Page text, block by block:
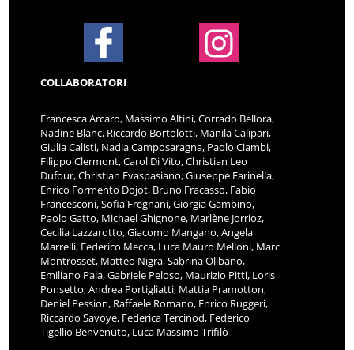
COLLABORATORI
Francesca Arcaro, Massimo Altini, Corrado Bellora,
Nadine Blanc, Riccardo Bortolotti, Manila Calipari,
Giulia Calisti, Nadia Camposaragna, Paolo Ciambi,
Filippo Clermont, Carol Di Vito, Christian Leo
Dufour, Christian Evaspasiano, Giuseppe Farinella,
Enrico Formento Dojot, Bruno Fracasso, Fabio
Francesconi, Sofia Fregnani, Giorgia Gambino,
Paolo Gatto, Michael Ghignone, Marlène Jorrioz,
Cecilia Lazzarotto, Giacomo Mangano, Angela
Marrelli, Federico Mecca, Luca Mauro Melloni, Marc
Montrosset, Matteo Nigra, Sabrina Olibano,
Emiliano Pala, Gabriele Peloso, Maurizio Pitti, Loris
Ponsetto, Andrea Portigliatti, Mattia Pramotton,
Deniel Pession, Raffaele Romano, Enrico Ruggeri,
Riccardo Savoye, Federica Tercinod, Federico
Tigellio Benvenuto, Luca Massimo Trifilò